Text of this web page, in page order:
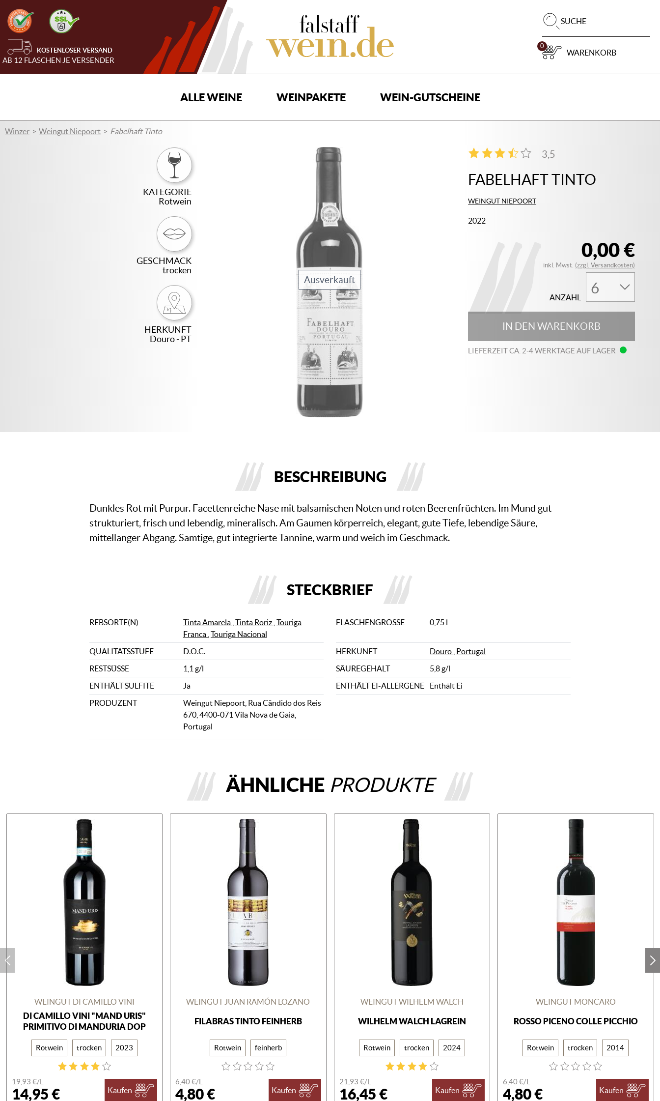
KOSTENLOSER VERSAND
AB 12 FLASCHEN JE VERSENDER
SUCHE
0
WARENKORB
ALLE WEINE WEINPAKETE WEIN-GUTSCHEINE
Winzer Weingut Niepoort Fabelhaft Tinto
KATEGORIE
Rotwein
GESCHMACK
trocken
HERKUNFT
Douro - PT
Ausverkauft
FABELHAFT TINTO
WEINGUT NIEPOORT
2022
3,5
2
0,00 €
inkl. Mwst. (zzgl. Versandkosten)
ANZAHL
IN DEN WARENKORB
LIEFERZEIT CA. 2-4 WERKTAGE AUF LAGER
BESCHREIBUNG
Dunkles Rot mit Purpur. Facettenreiche Nase mit balsamischen Noten und roten Beerenfrüchten. Im Mund gut
strukturiert, frisch und lebendig, mineralisch. Am Gaumen körperreich, elegant, gute Tiefe, lebendige Säure,
mittellanger Abgang. Samtige, gut integrierte Tannine, warm und weich im Geschmack.
STECKBRIEF
REBSORTE(N) Tinta Amarela Tinta Roriz Touriga
Franca Touriga Nacional
FLASCHENGRÖSSE 0,75 l
QUALITÄTSSTUFE D.O.C. HERKUNFT Douro Portugal
RESTSÜSSE
1,1 g/l SÄUREGEHALT
5,8 g/l
ENTHÄLT SULFITE
Ja ENTHÄLT EI-ALLERGENE
Enthält Ei
PRODUZENT
Weingut Niepoort, Rua Cândido dos Reis
670, 4400-071 Vila Nova de Gaia,
Portugal
ÄHNLICHE PRODUKTE
WEINGUT DI CAMILLO VINI
DI CAMILLO VINI "MAND URIS"
PRIMITIVO DI MANDURIA DOP
Rotwein trocken 2023
19,93 €/L
14,95 € Kaufen
WEINGUT JUAN RAMÓN LOZANO
FILABRAS TINTO FEINHERB
Rotwein feinherb
6,40 €/L
4,80 € Kaufen
WEINGUT WILHELM WALCH
WILHELM WALCH LAGREIN
Rotwein trocken 2024
21,93 €/L
16,45 € Kaufen
WEINGUT MONCARO
ROSSO PICENO COLLE PICCHIO
Rotwein trocken 2014
6,40 €/L
4,80 € Kaufen